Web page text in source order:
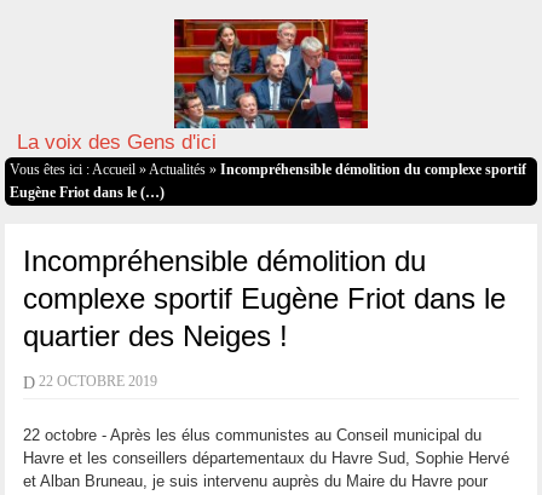
La voix des Gens d'ici
Vous êtes ici : Accueil » Actualités» Incompréhensible démolition du complexe sportif
Eugène Friot dans le (…)
Incompréhensible démolition du
complexe sportif Eugène Friot dans le
quartier des Neiges !
D 22 OCTOBRE 2019
22 octobre - Après les élus communistes au Conseil municipal du
Havre et les conseillers départementaux du Havre Sud, Sophie Hervé
et Alban Bruneau, je suis intervenu auprès du Maire du Havre pour